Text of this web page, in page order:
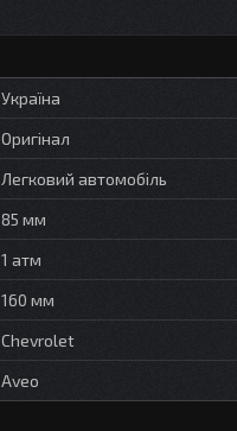
Україна
Оригінал
Легковий автомобіль
85 мм
1 атм
160 мм
Chevrolet
Aveo